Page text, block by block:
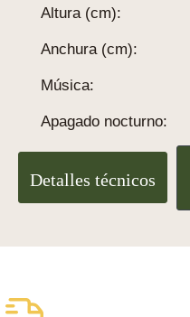
Altura (cm):
Anchura (cm):
Música:
Apagado nocturno:
Detalles técnicos